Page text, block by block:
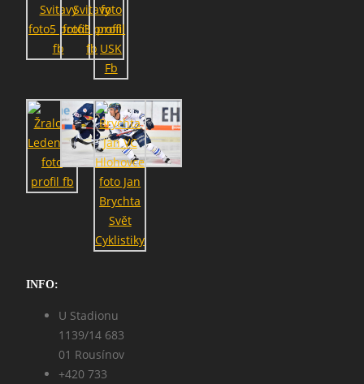
INFO:
U Stadionu
1139/14 683
01 Rousínov
+420 733